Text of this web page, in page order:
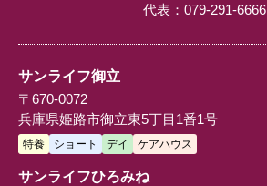
代表： 079-291-6666
サンライフ御立
〒670-0072
兵庫県姫路市御立東5丁目1番1号
特養 ショート デイ ケアハウス
サンライフひろみね